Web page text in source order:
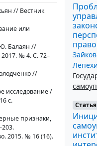
// Вестник
или
Балаян //
№ 4. С. 72–
//
исследование /
с.
признаки,
2015. № 16 (16).
Статья